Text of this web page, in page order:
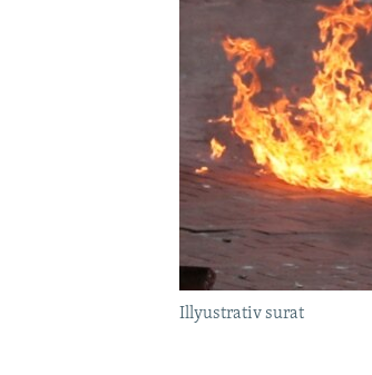
Illyustrativ surat